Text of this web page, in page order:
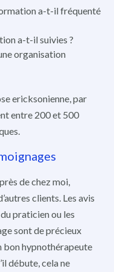
a-t-il fréquenté
a-t-il suivies ?
organisation
ericksonienne, par
entre 200 et 500
de chez moi,
clients. Les avis
praticien ou les
sont de précieux
hypnothérapeute
débute, cela ne